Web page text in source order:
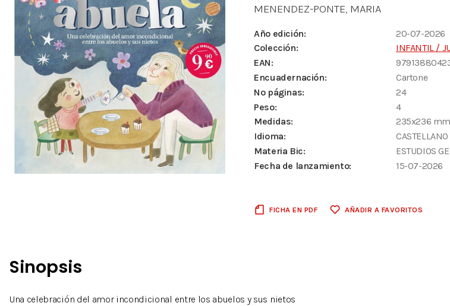
MENENDEZ-PONTE, MARIA
Año edición:
20-07-2026
Colección:
INFANTIL /
EAN:
Encuadernación:
Cartone
Nº páginas:
24
Peso:
4
Medidas:
235x236 mm
Idioma:
CASTELLANO
Materia Bic:
ESTUDIOS
Fecha de lanzamiento:
15-07-2026
FICHA EN PDF AÑADIR A FAVORITOS
Sinopsis
Una celebración del amor incondicional entre los abuelos y sus nietos